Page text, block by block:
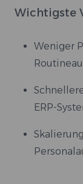
Wichtigste
Weniger
ERP-